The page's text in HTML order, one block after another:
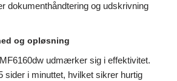
dokumenthåndtering og udskrivning
og opløsning
udmærker sig i effektivitet.
sider i minuttet, hvilket sikrer hurtig